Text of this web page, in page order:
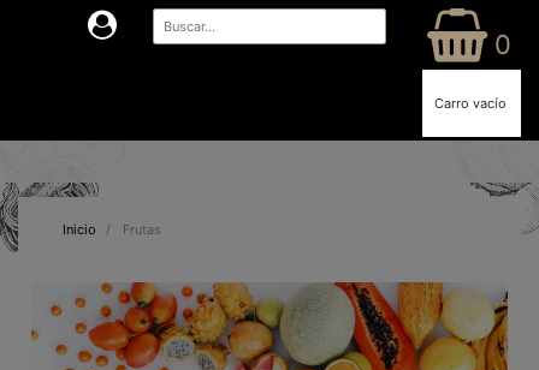
0
Carro vacío
Inicio / Frutas